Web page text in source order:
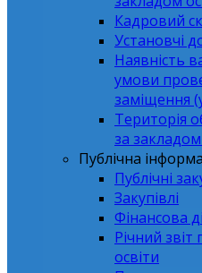
Кадровий
Установчі
Наявність
умови
заміщення
Територія
за
Публічна
Публічні
Закупівлі
Фінансова
Річний звіт
освіти